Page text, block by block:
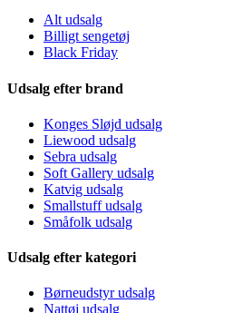
Alt udsalg
Billigt sengetøj
Black Friday
Udsalg efter brand
Konges Sløjd udsalg
Liewood udsalg
Sebra udsalg
Soft Gallery udsalg
Katvig udsalg
Smallstuff udsalg
Småfolk udsalg
Udsalg efter kategori
Børneudstyr udsalg
Nattøj udsalg